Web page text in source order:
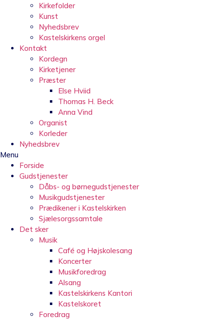
Kirkefolder
Kunst
Nyhedsbrev
Kastelskirkens orgel
Kontakt
Kordegn
Kirketjener
Præster
Else Hviid
Thomas H. Beck
Anna Vind
Organist
Korleder
Nyhedsbrev
Menu
Forside
Gudstjenester
Dåbs- og børnegudstjenester
Musikgudstjenester
Prædikener i Kastelskirken
Sjælesorgssamtale
Det sker
Musik
Café og Højskolesang
Koncerter
Musikforedrag
Alsang
Kastelskirkens Kantori
Kastelskoret
Foredrag